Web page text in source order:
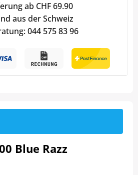
ab CHF 69.90
aus der Schweiz
044 575 83 96
Blue Razz